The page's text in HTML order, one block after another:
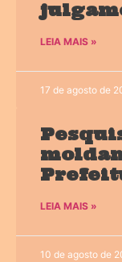
LEIA MAIS »
17 de agosto de
LEIA MAIS »
10 de agosto de